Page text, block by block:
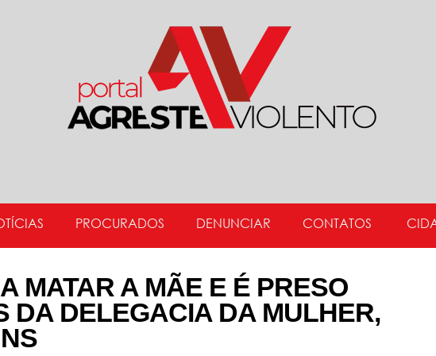
PROCURADOS DENUNCIAR CONTATOS
MATAR A MÃE E É PRESO
DA DELEGACIA DA MULHER,